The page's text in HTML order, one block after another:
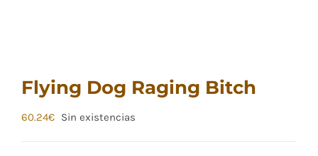
Flying Dog Raging Bitch
60.24€ Sin existencias